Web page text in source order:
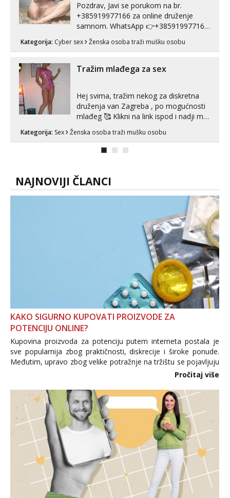
Pozdrav, Javi se porukom na br.
+385919977166 za online druženje
samnom. WhatsApp 👉+385919977166
Telegram 👉@enafriedrichkis Radim
videopozive s licem, solo i s partnerom,
kombinacije halteri, haljine, štikle,
samostojeće itd. Nudim svakakva videa
Kategorija: Cyber sex Ženska osoba traži mušku osobu
Tražim mlađega za sex
Hej svima, tražim nekog za diskretna
druženja van Zagreba , po mogućnosti
mlađeg 🥰 Klikni na link ispod i nadji me
Kategorija: Sex Ženska osoba traži mušku osobu
NAJNOVIJI ČLANCI
KAKO SIGURNO KUPOVATI PROIZVODE ZA
POTENCIJU ONLINE?
Kupovina proizvoda za potenciju putem interneta postala je
sve popularnija zbog praktičnosti, diskrecije i široke ponude.
Međutim, upravo zbog velike potražnje na tržištu se pojavljuju
i brojni krivotvoreni proizvodi, nepouzdane internetske
Pročitaj više